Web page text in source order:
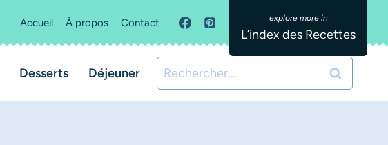
Accueil À propos Contact
L’index des Recettes
Desserts Déjeuner Rechercher :